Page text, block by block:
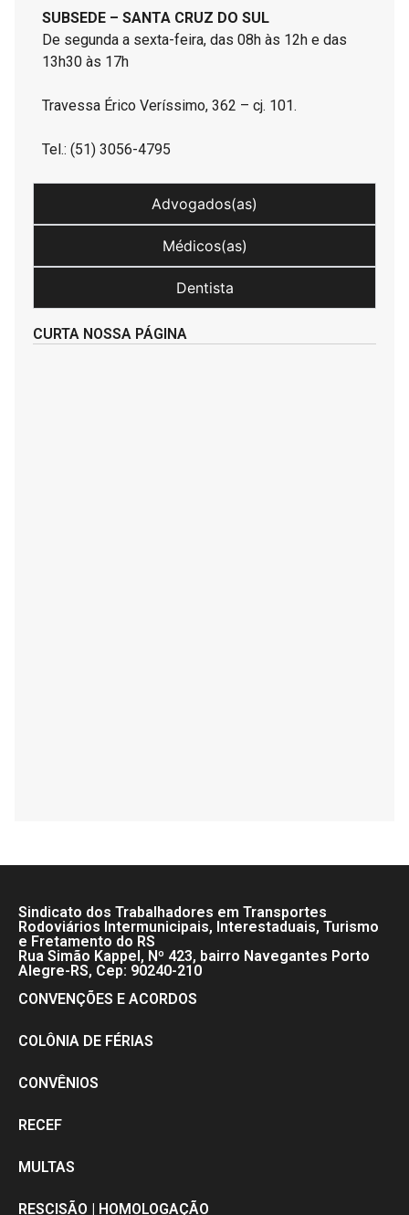
SUBSEDE – SANTA CRUZ DO SUL
De segunda a sexta-feira, das 08h às 12h e das
13h30 às 17h
Travessa Érico Veríssimo, 362 – cj. 101.
Tel.: (51) 3056-4795
Advogados(as)
Médicos(as)
Dentista
CURTA NOSSA PÁGINA
Sindicato dos Trabalhadores em Transportes
Rodoviários Intermunicipais, Interestaduais, Turismo
e Fretamento do RS
Rua Simão Kappel, Nº 423, bairro Navegantes Porto
Alegre-RS, Cep: 90240-210
CONVENÇÕES E ACORDOS
COLÔNIA DE FÉRIAS
CONVÊNIOS
RECEF
MULTAS
RESCISÃO | HOMOLOGAÇÃO